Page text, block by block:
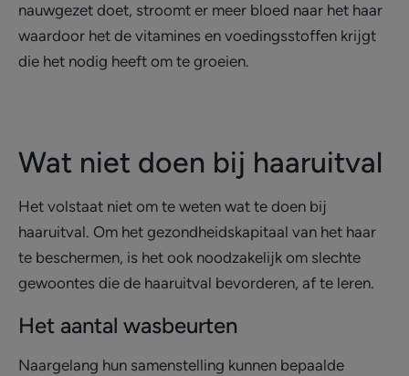
nauwgezet doet, stroomt er meer bloed naar het haar
waardoor het de vitamines en voedingsstoffen krijgt
die het nodig heeft om te groeien.
Wat niet doen bij haaruitval
Het volstaat niet om te weten wat te doen bij
haaruitval. Om het gezondheidskapitaal van het haar
te beschermen, is het ook noodzakelijk om slechte
gewoontes die de haaruitval bevorderen, af te leren.
Het aantal wasbeurten
Naargelang hun samenstelling kunnen bepaalde